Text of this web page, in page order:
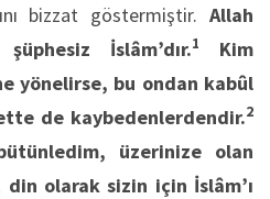
bizzat göstermiştir. Allah
İslâm’dır.1
Kim
yönelirse, bu ondan kabûl
de kaybedenlerdendir.2
üzerinize olan
olarak sizin için İslâm’ı